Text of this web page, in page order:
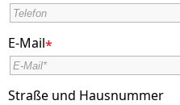
E-Mail*
Straße und Hausnummer